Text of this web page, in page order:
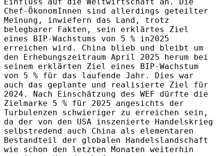
Chef-ÖkonomInnen sind allerdings geteilter
Meinung, inwiefern das Land, trotz
belegbarer Fakten, sein erklärtes Ziel
eines BIP-Wachstums von 5 % in2025
erreichen wird. China blieb und bleibt um
den Erhebungszeitraum April 2025 herum bei
seinem erklärten Ziel eines BIP-Wachstum
von 5 % für das laufende Jahr. Dies war
auch das geplante und realisierte Ziel für
2024. Nach Einschätzung des WEF dürfte die
Zielmarke 5 % für 2025 angesichts der
Turbulenzen schwieriger zu erreichen sein,
da der von den USA inszenierte Handelskrieg
selbstredend auch China als elementaren
Bestandteil der globalen Handelslandschaft
wie schon den letzten Monaten weiterhin